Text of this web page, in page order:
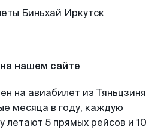
нашем сайте
на авиабилет из Тяньцзиня
месяца в году, каждую
летают 5 прямых рейсов и 10